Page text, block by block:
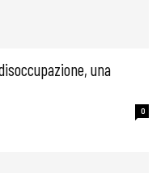
una
0